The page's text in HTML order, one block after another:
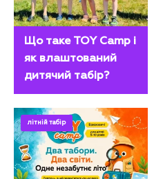
Що таке TOY Camp і
як влаштований
дитячий табір?
літній табір